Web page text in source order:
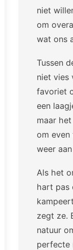
niet
om
wat ons
Tussen
niet vies
favoriet
een
maar
om even
weer
Als het
hart pas
zegt ze.
natuur
perfecte